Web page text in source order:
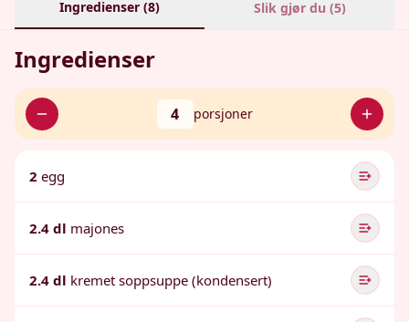
Ingredienser (8) Slik gjør du (5)
Ingredienser
4 porsjoner
2 egg
2.4 dl majones
2.4 dl kremet soppsuppe (kondensert)